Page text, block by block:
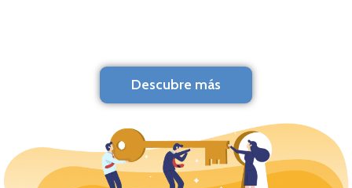
Descubre más